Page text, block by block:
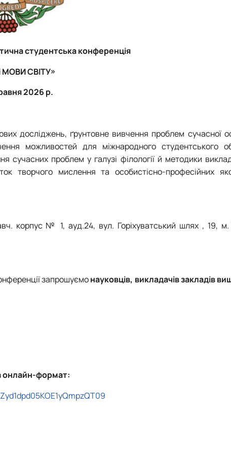
студентська конференція
МОВИ СВІТУ»
2026 р.
досліджень, ґрунтовне вивчення проблем сучасної
можливостей для міжнародного студентського
сучасних проблем у галузі філології й методики
творчого мислення та особистісно-професійних
корпус № 1, ауд.24, вул. Горіхуватський шлях , 19, м.
запрошуємонауковців, викладачів закладів
онлайн-формат: